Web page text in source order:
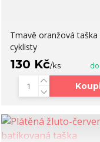
Tmavě oranžová taška
cyklisty
130 Kč/ks